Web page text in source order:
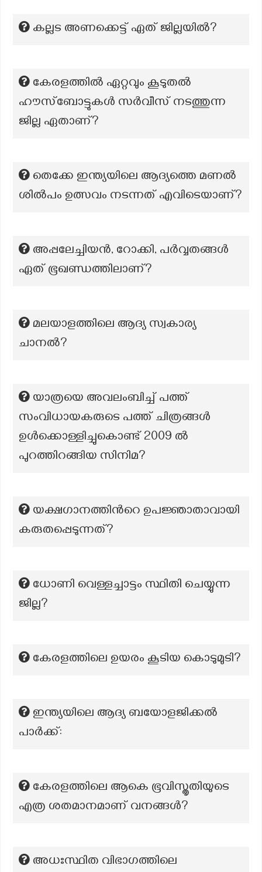
കല്ലട അണക്കെട്ട് ഏത് ജില്ലയിൽ?
കേരളത്തിൽ ഏറ്റവും കൂടുതൽ
ഹൗസ്ബോട്ടുകൾ സർവീസ് നടത്തുന്ന
ജില്ല ഏതാണ്?
തെക്കേ ഇന്ത്യയിലെ ആദ്യത്തെ മണൽ
ശിൽപം ഉത്സവം നടന്നത് എവിടെയാണ്?
അപ്പലേച്ചിയൻ, റോക്കി, പർവ്വതങ്ങൾ
ഏത് ഭൂഖണ്ഡത്തിലാണ്?
മലയാളത്തിലെ ആദ്യ സ്വകാര്യ
ചാനല്‍?
യാത്രയെ അവലംബിച്ച് പത്ത്
സംവിധായകരുടെ പത്ത് ചിത്രങ്ങള്‍
ഉള്‍ക്കൊള്ളിച്ചുകൊണ്ട് 2009 ല്‍
പുറത്തിറങ്ങിയ സിനിമ?
യക്ഷഗാനത്തിന്‍റെ ഉപജ്ഞാതാവായി
കരുതപ്പെടുന്നത്?
ധോണി വെള്ളച്ചാട്ടം സ്ഥിതി ചെയ്യുന്ന
ജില്ല?
കേരളത്തിലെ ഉയരം കൂടിയ കൊടുമുടി?
ഇന്ത്യയിലെ ആദ്യ ബയോളജിക്കൽ
പാർക്ക്:
കേരളത്തിലെ ആകെ ഭൂവിസ്തൃതിയുടെ
എത്ര ശതമാനമാണ് വനങ്ങൾ?
അധഃസ്ഥിത വിഭാഗത്തിലെ